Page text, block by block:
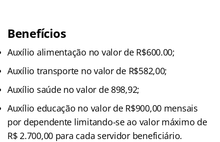
Benefícios
Auxílio alimentação no valor de R$600.00;
Auxílio transporte no valor de R$582,00;
Auxílio saúde no valor de 898,92;
Auxílio educação no valor de R$900,00 mensais
por dependente limitando-se ao valor máximo de
R$ 2.700,00 para cada servidor beneficiário.